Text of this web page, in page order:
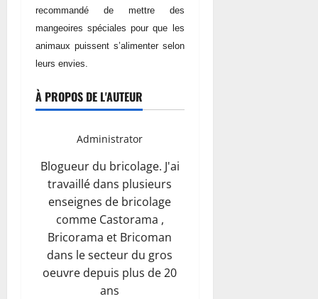
recommandé de mettre des
mangeoires spéciales pour que les
animaux puissent s’alimenter selon
leurs envies.
À PROPOS DE L'AUTEUR
Administrator
Blogueur du bricolage. J'ai
travaillé dans plusieurs
enseignes de bricolage
comme Castorama ,
Bricorama et Bricoman
dans le secteur du gros
oeuvre depuis plus de 20
ans